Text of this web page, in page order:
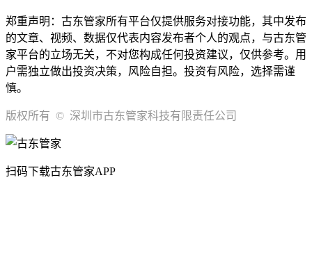
郑重声明：古东管家所有平台仅提供服务对接功能，其中发布
的文章、视频、数据仅代表内容发布者个人的观点，与古东管
家平台的立场无关，不对您构成任何投资建议，仅供参考。用
户需独立做出投资决策，风险自担。投资有风险，选择需谨
慎。
版权所有 © 深圳市古东管家科技有限责任公司
扫码下载古东管家APP